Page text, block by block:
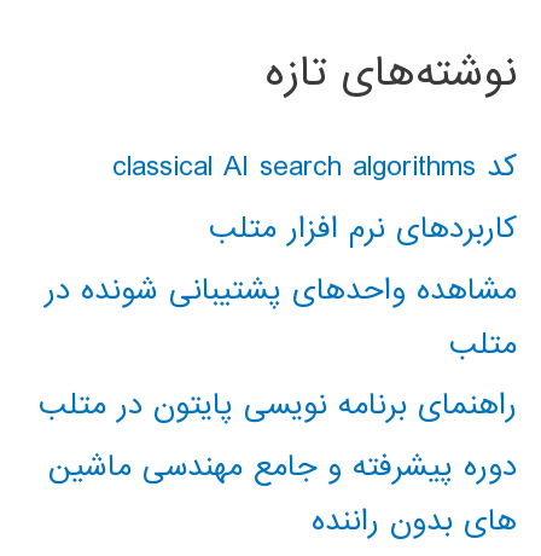
نوشته‌های تازه
کد classical AI search algorithms
کاربردهای نرم افزار متلب
مشاهده واحدهای پشتیبانی شونده در
متلب
راهنمای برنامه نویسی پایتون در متلب
دوره پیشرفته و جامع مهندسی ماشین
های بدون راننده